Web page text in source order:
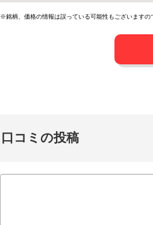
※銘柄、価格の情報は誤っている可能性もございますの
口コミの投稿